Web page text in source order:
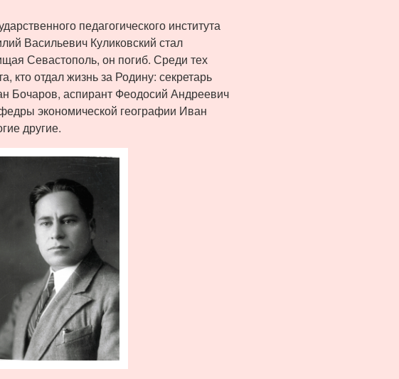
педагогического института
Васильевич Куликовский стал
Севастополь, он погиб. Среди тех
кто отдал жизнь за Родину: секретарь
Бочаров, аспирант Феодосий Андреевич
экономической географии Иван
другие.